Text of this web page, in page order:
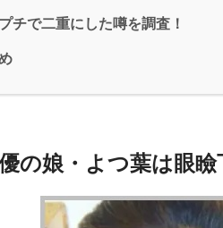
チで二重にした噂を調査！
の娘・よつ葉は眼瞼